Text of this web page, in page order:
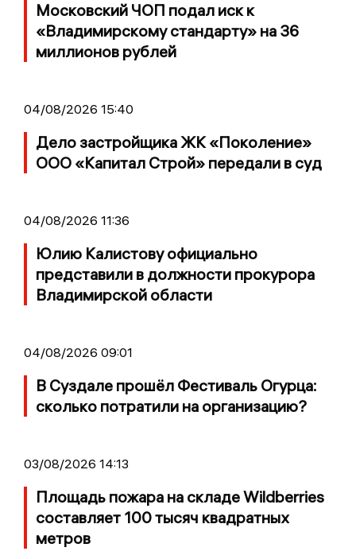
Московский ЧОП подал иск к
«Владимирскому стандарту» на 36
миллионов рублей
04/08/2026 15:40
Дело застройщика ЖК «Поколение»
ООО «Капитал Строй» передали в суд
04/08/2026 11:36
Юлию Калистову официально
представили в должности прокурора
Владимирской области
04/08/2026 09:01
В Суздале прошёл Фестиваль Огурца:
сколько потратили на организацию?
03/08/2026 14:13
Площадь пожара на складе Wildberries
составляет 100 тысяч квадратных
метров